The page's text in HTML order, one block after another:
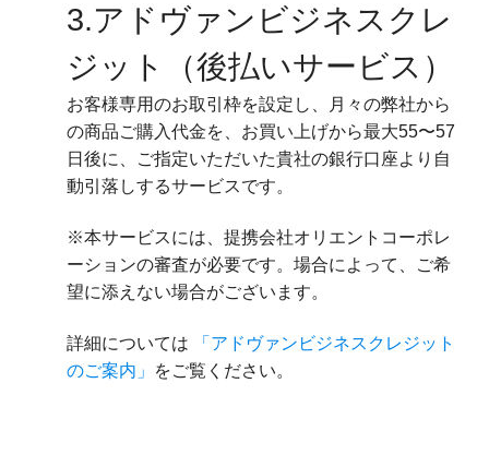
3.アドヴァンビジネスクレ
ジット（後払いサービス）
お客様専用のお取引枠を設定し、月々の弊社から
の商品ご購入代金を、お買い上げから最大55〜57
日後に、ご指定いただいた貴社の銀行口座より自
動引落しするサービスです。
※本サービスには、提携会社オリエントコーポレ
ーションの審査が必要です。場合によって、ご希
望に添えない場合がございます。
詳細については
「アドヴァンビジネスクレジット
のご案内」 をご覧ください。